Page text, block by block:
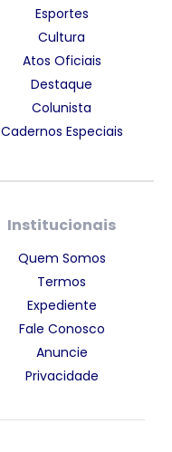
Esportes
Cultura
Atos Oficiais
Destaque
Colunista
Cadernos Especiais
Institucionais
Quem Somos
Termos
Expediente
Fale Conosco
Anuncie
Privacidade